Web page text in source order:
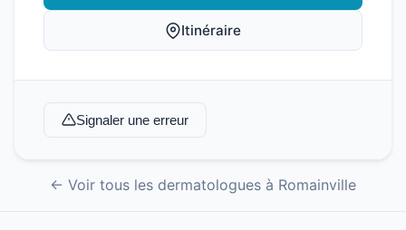
Itinéraire
Signaler une erreur
← Voir tous les dermatologues à Romainville